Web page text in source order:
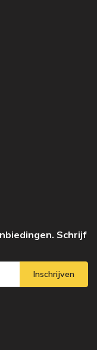
Schrijf
Inschrijven